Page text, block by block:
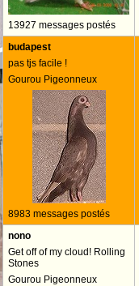
13927 messages postés
budapest
pas tjs facile !
Gourou Pigeonneux
8983 messages postés
nono
Get off of my cloud! Rolling
Stones
Gourou Pigeonneux